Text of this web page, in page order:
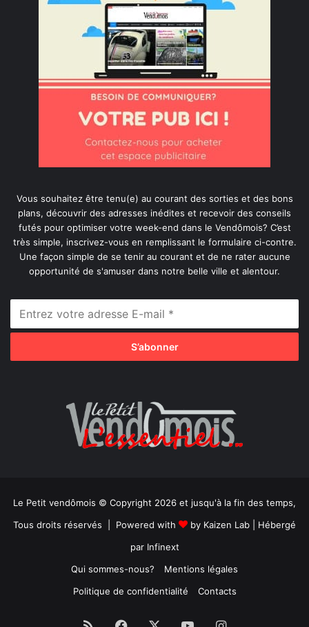
Vous souhaitez être tenu(e) au courant des sorties et des bons
plans, découvrir des adresses inédites et recevoir des conseils
futés pour optimiser votre week-end dans le Vendômois? C’est
très simple, inscrivez-vous en remplissant le formulaire ci-contre.
Une façon simple de se tenir au courant et de ne rater aucune
opportunité de s'amuser dans notre belle ville et alentour.
Le Petit vendômois © Copyright 2026 et jusqu'à la fin des temps,
Tous droits réservés | Powered with
by Kaizen Lab | Hébergé
par Infinext
Qui sommes-nous?
Mentions légales
Politique de confidentialité
Contacts